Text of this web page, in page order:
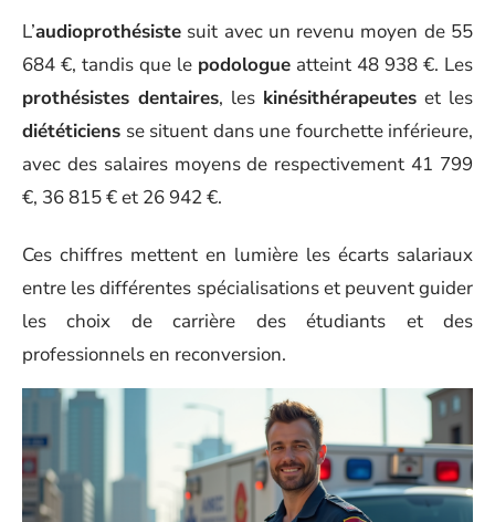
L’audioprothésiste suit avec un revenu moyen de 55
684 €, tandis que le podologue atteint 48 938 €. Les
prothésistes dentaires, les kinésithérapeutes et les
diététiciens se situent dans une fourchette inférieure,
avec des salaires moyens de respectivement 41 799
€, 36 815 € et 26 942 €.
Ces chiffres mettent en lumière les écarts salariaux
entre les différentes spécialisations et peuvent guider
les choix de carrière des étudiants et des
professionnels en reconversion.